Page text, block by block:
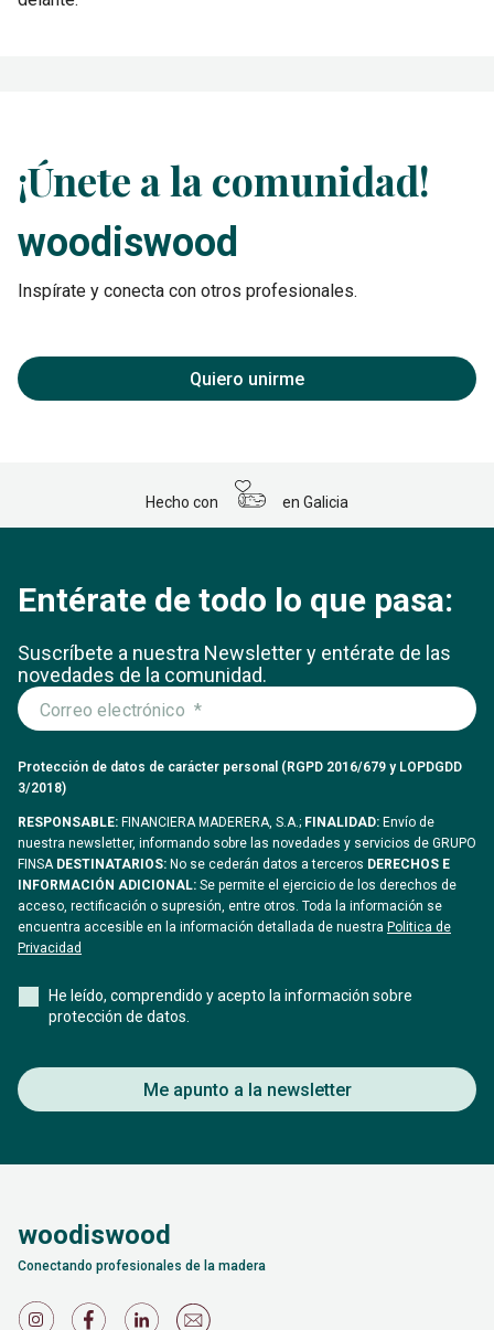
¡Únete a la comunidad!
woodiswood
Inspírate y conecta con otros profesionales.
Quiero unirme
Hecho con en Galicia
Entérate de todo lo que pasa:
Suscríbete a nuestra Newsletter y entérate de las
novedades de la comunidad.
Protección de datos de carácter personal (RGPD 2016/679 y LOPDGDD
3/2018)
RESPONSABLE: FINANCIERA MADERERA, S.A.; FINALIDAD: Envío de
nuestra newsletter, informando sobre las novedades y servicios de GRUPO
FINSADESTINATARIOS: No se cederán datos a terceros DERECHOS E
INFORMACIÓN ADICIONAL: Se permite el ejercicio de los derechos de
acceso, rectificación o supresión, entre otros. Toda la información se
encuentra accesible en la información detallada de nuestra Politica de
Privacidad
He leído, comprendido y acepto la información sobre
protección de datos.
Me apunto a la newsletter
woodiswood
Conectando profesionales de la madera